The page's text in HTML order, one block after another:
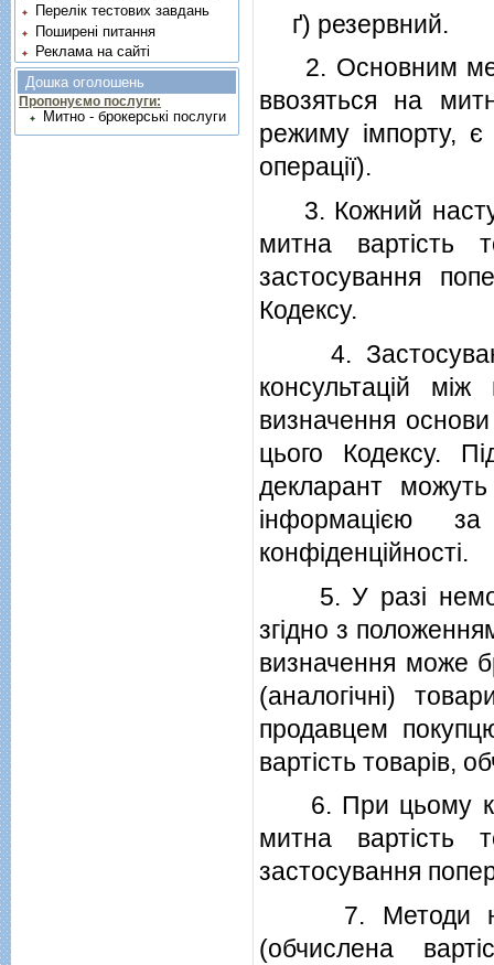
ґ) резервний.
2. Основним
ввозяться на
режиму iмпорту,
операцiї).
3. Кожний
митна вартiсть
застосування
Кодексу.
4.
консультацiй
визначення
цього Кодексу.
декларант
iнформацiєю
конфiденцiйностi.
5. У разi
згiдно з
визначення може
(аналогiчнi)
продавцем
вартiсть товарiв,
6. При цьому
митна вартiсть
застосування
7. Методи на
(обчислена
Перелік тестових завдань
Поширені питання
Реклама на сайті
Дошка оголошень
Пропонуємо послуги:
Митно - брокерські послуги